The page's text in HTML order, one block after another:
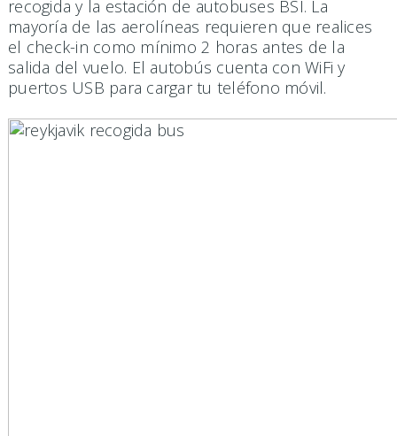
recogida y la estación de autobuses BSÍ. La
mayoría de las aerolíneas requieren que realices
el check-in como mínimo 2 horas antes de la
salida del vuelo. El autobús cuenta con WiFi y
puertos USB para cargar tu teléfono móvil.